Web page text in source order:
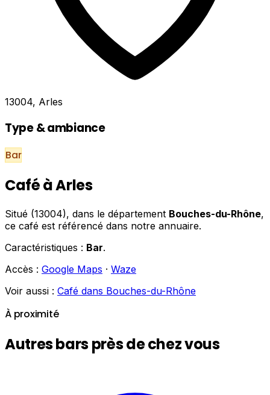
13004, Arles
Type & ambiance
Bar
Café à Arles
Situé (13004), dans le département Bouches-du-Rhône,
ce café est référencé dans notre annuaire.
Caractéristiques : Bar.
Accès : Google Maps · Waze
Voir aussi : Café dans Bouches-du-Rhône
À proximité
Autres bars près de chez vous